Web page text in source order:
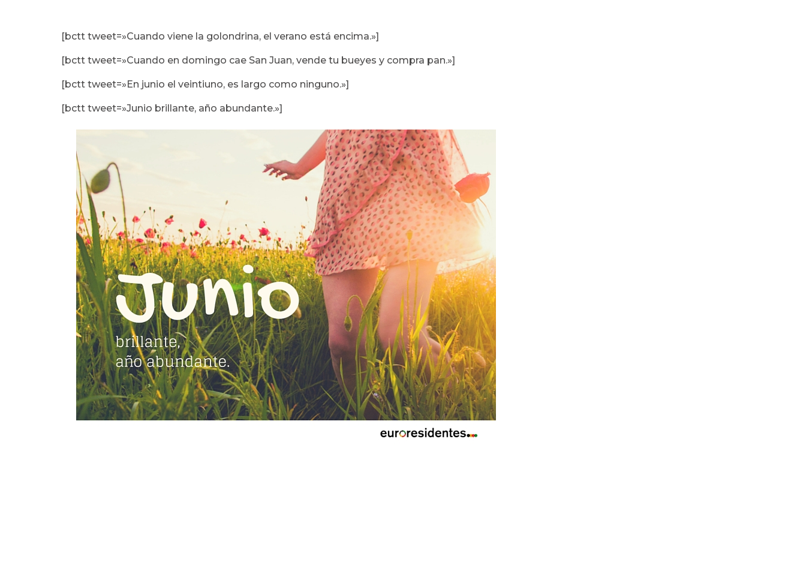
[bctt tweet=»Cuando viene la golondrina, el verano está encima.»]
[bctt tweet=»Cuando en domingo cae San Juan, vende tu bueyes y compra pan.»]
[bctt tweet=»En junio el veintiuno, es largo como ninguno.»]
[bctt tweet=»Junio brillante, año abundante.»]